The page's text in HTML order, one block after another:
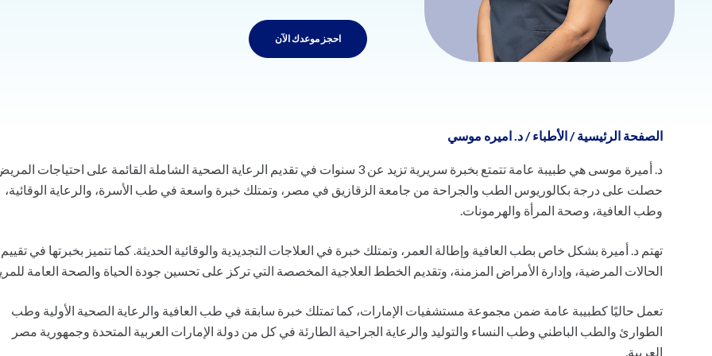
احجز موعدك الآن
الصفحة الرئيسية /الأطباء /د. اميره موسي
د. أميرة موسى هي طبيبة عامة تتمتع بخبرة سريرية تزيد عن 3 سنوات في تقديم الرعاية الصحية الشاملة القائمة على احتياجات
حصلت على درجة بكالوريوس الطب والجراحة من جامعة الزقازيق في مصر، وتمتلك خبرة واسعة في طب الأسرة، والرعاية الوقائية،
وطب العافية، وصحة المرأة والهرمونات.
تهتم د. أميرة بشكل خاص بطب العافية وإطالة العمر، وتمتلك خبرة في العلاجات التجديدية والوقائية الحديثة. كما تتميز بخبرتها في تقييم
الحالات المرضية، وإدارة الأمراض المزمنة، وتقديم الخطط العلاجية المخصصة التي تركز على تحسين جودة الحياة والصحة العامة
تعمل حاليًا كطبيبة عامة ضمن مجموعة مستشفيات الإمارات، كما تمتلك خبرة سابقة في طب العافية والرعاية الصحية الأولية وطب
الطوارئ والطب الباطني وطب النساء والتوليد والرعاية الجراحية الطارئة في كل من دولة الإمارات العربية المتحدة وجمهورية مصر
العربية.